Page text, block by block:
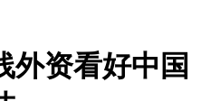
外资看好中国